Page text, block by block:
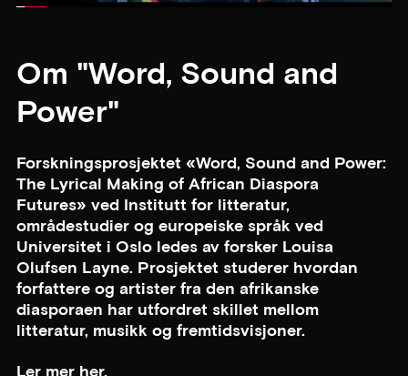
Om "Word, Sound and
Power"
Forskningsprosjektet «Word, Sound and Power:
The Lyrical Making of African Diaspora
Futures» ved Institutt for litteratur,
områdestudier og europeiske språk ved
Universitet i Oslo ledes av forsker Louisa
Olufsen Layne. Prosjektet studerer hvordan
forfattere og artister fra den afrikanske
diasporaen har utfordret skillet mellom
litteratur, musikk og fremtidsvisjoner.